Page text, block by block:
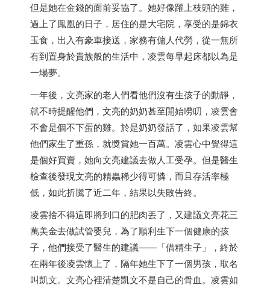
但是她在金錢的面前妥協了。她好像躍上枝頭的雞，
過上了鳳凰的日子，居住的是大宅院，享受的是錦衣
玉食，出入有豪車接送，家務有傭人代勞，從一無所
有到置身於貴族般的生活中，凌雲每早起床都以為是
一場夢。
一年後，文亮家的老人們看他們沒有生孩子的動靜，
就不時提醒他們，文亮的奶奶甚至開始嘮叨，凌雲會
不會是個不下蛋的雞。於是奶奶發話了，如果凌雲幫
他們家生了重孫，就獎賞她一百萬。凌雲心中覺得這
是個好買賣，她向文亮建議去做人工受孕。但是醫生
檢查後發現文亮的精蟲稀少得可憐，而且存活率極
低，如此折騰了近二年，結果以失敗告終。
凌雲捨不得這即將到口的肥肉丟了，又建議文亮花三
萬美金去做試管嬰兒，為了順利生下一個健康的孩
子，他們接受了醫生的建議——「借精生子」，終於
在兩年後凌雲懷上了，隔年她生下了一個男孩，取名
叫凱文。文亮心裡清楚凱文不是自己的骨血。凌雲如